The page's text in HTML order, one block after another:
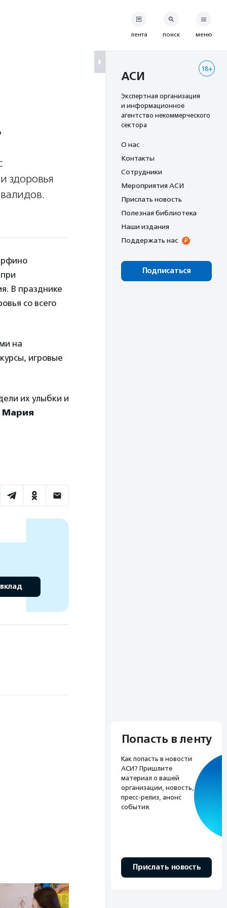
здоровья
В празднике
со всего
на
игровые
их улыбки и
Мария
лента поиск меню
18+
АСИ
Экспертная организация
и информационное
агентство некоммерческого
сектора
О нас
Контакты
Сотрудники
Мероприятия АСИ
Прислать новость
Полезная библиотека
Наши издания
Поддержать нас
Подписаться
Попасть в ленту
Как попасть в новости
АСИ? Пришлите
материал о вашей
организации, новость,
пресс-релиз, анонс
события.
Прислать новость